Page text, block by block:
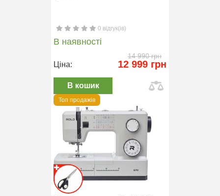
0 відгук(ів)
В наявності
14 990 грн
Ціна: 12 999 грн
В кошик
Топ продажів